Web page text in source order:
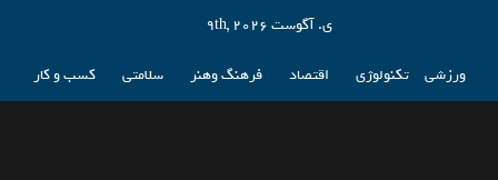
ی. آگوست 9th, 2026
ورزشی تکنولوژی اقتصاد فرهنگ وهنر سلامتی کسب و کار